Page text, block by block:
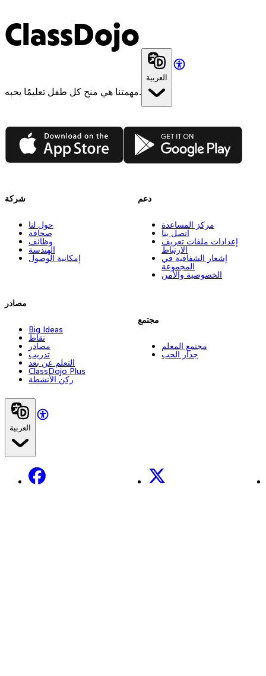
ClassDojo
مهمتنا هي منح كل طفل تعليمًا يحبه.
العربية
App Store Google Play
شركة
حول لنا
صحافة
وظائف
الهندسة
إمكانية الوصول
مصادر
Big Ideas
نقاط
مصادر
تدريب
التعلم عن بعد
ClassDojo Plus
ركن الأنشطة
دعم
مركز المساعدة
اتصل بنا
إعدادات ملفات تعريف
الارتباط
إشعار الشفافية في
المجموعة
الخصوصية والأمن
مجتمع
مجتمع المعلم
جدار الحب
العربية
Facebook X